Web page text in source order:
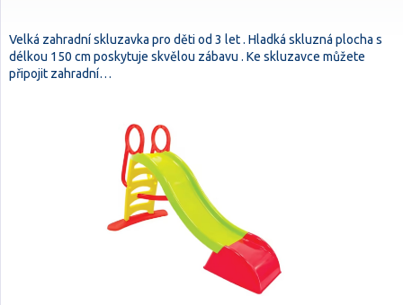
Velká zahradní skluzavka pro děti od 3 let . Hladká skluzná plocha s
délkou 150 cm poskytuje skvělou zábavu . Ke skluzavce můžete
připojit zahradní…